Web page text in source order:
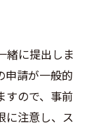
緒に提出しま
申請が一般的
すので、事前
に注意し、ス